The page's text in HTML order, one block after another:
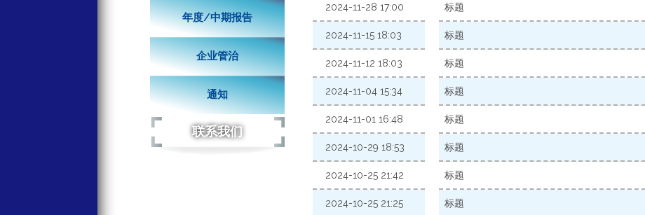
年度/中期报告
企业管治
通知
联系我们
2024-11-28 17:00 标题
2024-11-15 18:03 标题
2024-11-12 18:03 标题
2024-11-04 15:34 标题
2024-11-01 16:48 标题
2024-10-29 18:53 标题
2024-10-25 21:42 标题
2024-10-25 21:25 标题